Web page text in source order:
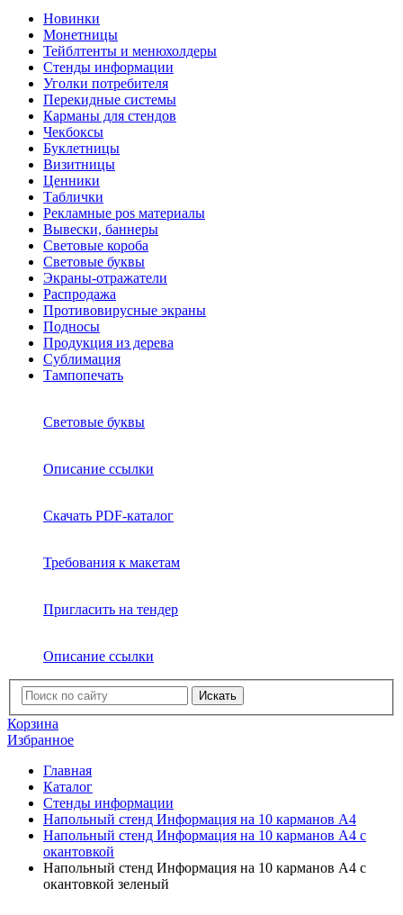
Новинки
Монетницы
Тейблтенты и менюхолдеры
Стенды информации
Уголки потребителя
Перекидные системы
Карманы для стендов
Чекбоксы
Буклетницы
Визитницы
Ценники
Таблички
Рекламные pos материалы
Вывески, баннеры
Световые короба
Световые буквы
Экраны-отражатели
Распродажа
Противовирусные экраны
Подносы
Продукция из дерева
Сублимация
Тампопечать
Световые буквы
Описание ссылки
Скачать PDF-каталог
Требования к макетам
Пригласить на тендер
Описание ссылки
Искать
Корзина
Избранное
Главная
Каталог
Стенды информации
Напольный стенд Информация на 10 карманов А4
Напольный стенд Информация на 10 карманов А4 с
окантовкой
Напольный стенд Информация на 10 карманов А4 с
окантовкой зеленый